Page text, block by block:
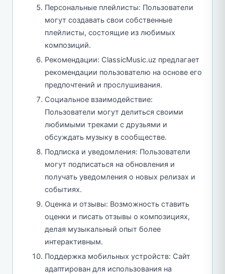
Персональные плейлисты: Пользователи
могут создавать свои собственные
плейлисты, состоящие из любимых
композиций.
Рекомендации: ClassicMusic.uz предлагает
рекомендации пользователю на основе его
предпочтений и прослушивания.
Социальное взаимодействие:
Пользователи могут делиться своими
любимыми треками с друзьями и
обсуждать музыку в сообществе.
Подписка и уведомления: Пользователи
могут подписаться на обновления и
получать уведомления о новых релизах и
событиях.
Оценка и отзывы: Возможность ставить
оценки и писать отзывы о композициях,
делая музыкальный опыт более
интерактивным.
Поддержка мобильных устройств: Сайт
адаптирован для использования на